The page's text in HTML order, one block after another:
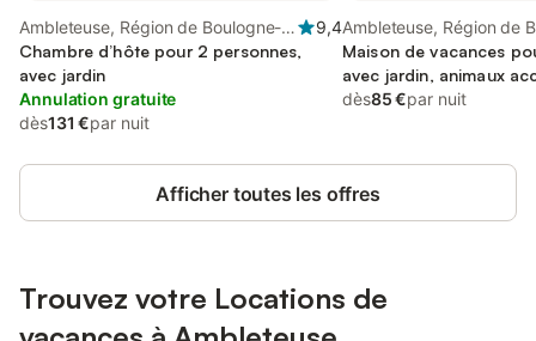
Ambleteuse, Région de Boulogne-
sur-Mer
9,4
Chambre d’hôte pour 2 personnes,
avec jardin
Annulation gratuite
dès131 €par nuit
Ambleteuse, Région de
sur-Mer
Maison de vacances
avec jardin, animaux
dès85 €par nuit
Afficher toutes les offres
Trouvez votre Locations de